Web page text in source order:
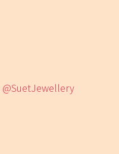
@SuetJewellery